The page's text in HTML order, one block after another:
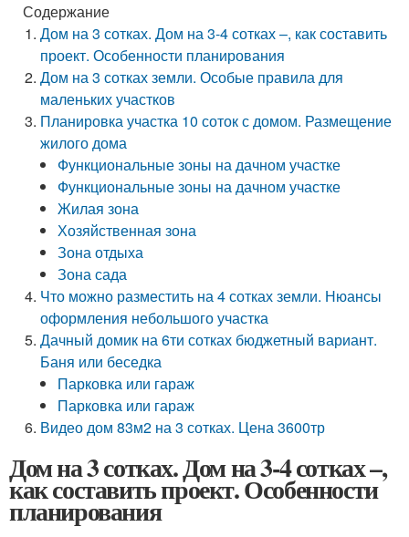
Содержание
Дом на 3 сотках. Дом на 3-4 сотках –, как составить
проект. Особенности планирования
Дом на 3 сотках земли. Особые правила для
маленьких участков
Планировка участка 10 соток с домом. Размещение
жилого дома
Функциональные зоны на дачном участке
Функциональные зоны на дачном участке
Жилая зона
Хозяйственная зона
Зона отдыха
Зона сада
Что можно разместить на 4 сотках земли. Нюансы
оформления небольшого участка
Дачный домик на 6ти сотках бюджетный вариант.
Баня или беседка
Парковка или гараж
Парковка или гараж
Видео дом 83м2 на 3 сотках. Цена 3600тр
Дом на 3 сотках. Дом на 3-4 сотках –,
как составить проект. Особенности
планирования